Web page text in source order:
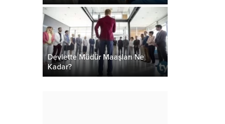
Devlette Müdür Maaşları Ne
Kadar?